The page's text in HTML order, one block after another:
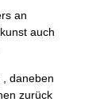
an
auch
daneben
zurück